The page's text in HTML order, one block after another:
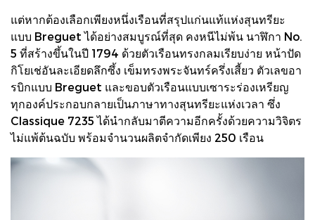
แต่หากต้องเลือกเพียงหนึ่งเรือนที่สรุปแก่นแท้แห่งสุนทรียะ
แบบ Breguet ได้อย่างสมบูรณ์ที่สุด คงหนีไม่พ้น นาฬิกา No.
5 ที่สร้างขึ้นในปี 1794 ด้วยตัวเรือนทรงกลมเรียบง่าย หน้าปัด
กิโยเช่อันละเอียดลึกซึ้ง เข็มทรงพระจันทร์ครึ่งเสี้ยว ตัวเลขอา
รบิกแบบ Breguet และขอบตัวเรือนแบบเซาระร่องเหรียญ
ทุกองค์ประกอบกลายเป็นภาษาทางสุนทรียะแห่งเวลา ซึ่ง
Classique 7235 ได้นำกลับมาตีความอีกครั้งด้วยความวิจิตร
ไม่แพ้ต้นฉบับ พร้อมจำนวนผลิตจำกัดเพียง 250 เรือน